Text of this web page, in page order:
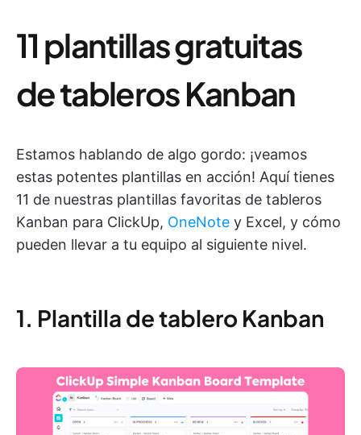
11 plantillas gratuitas
de tableros Kanban
Estamos hablando de algo gordo: ¡veamos
estas potentes plantillas en acción! Aquí tienes
11 de nuestras plantillas favoritas de tableros
Kanban para ClickUp, OneNote y Excel, y cómo
pueden llevar a tu equipo al siguiente nivel.
1. Plantilla de tablero Kanban